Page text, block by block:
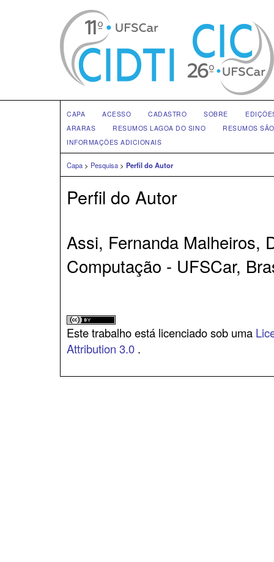
CAPA ACESSO CADASTRO SOBRE
ARARAS
RESUMOS LAGOA DO SINO
RESUMOS
INFORMAÇÕES ADICIONAIS
Capa > Pesquisa > Perfil do Autor
Perfil do Autor
Assi, Fernanda Malheiros,
Computação - UFSCar,
Este trabalho está licenciado sob uma
Attribution 3.0 .